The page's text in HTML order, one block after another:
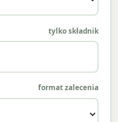
tylko składnik
format zalecenia